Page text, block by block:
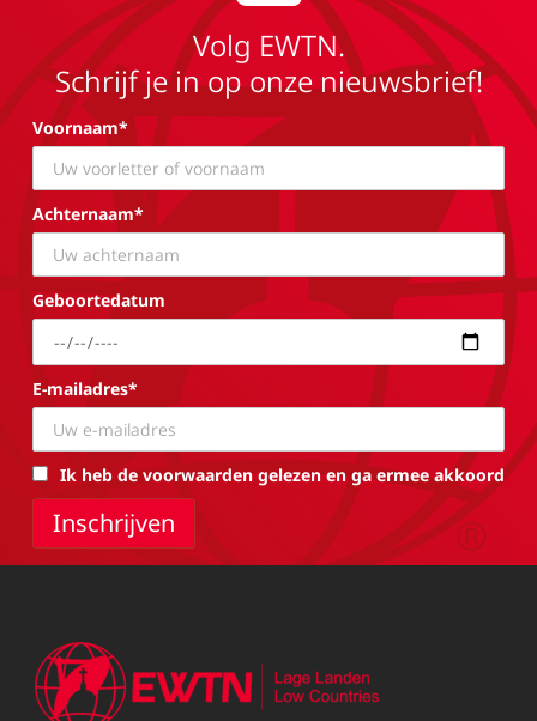
Volg EWTN.
Schrijf je in op onze nieuwsbrief!
Voornaam*
Achternaam*
Geboortedatum
E-mailadres*
Ik heb de voorwaarden gelezen en ga ermee akkoord